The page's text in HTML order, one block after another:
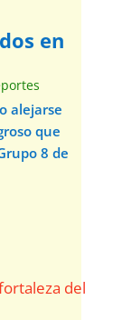
en
alejarse
que
8 de